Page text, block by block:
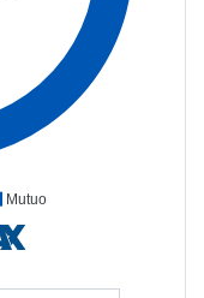
Mutuo